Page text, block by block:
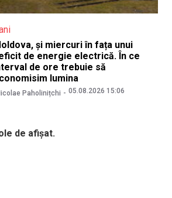
și miercuri în fața unui
de energie electrică. În ce
de ore trebuie să
lumina
Paholinițchi 05.08.2026 15:06
de afișat.